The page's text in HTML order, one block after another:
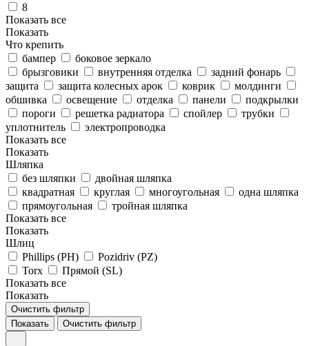
8
Показать все
Показать
Что крепить
бампер
боковое зеркало
брызговики
внутренняя отделка
задний фонарь
защита
защита колесных арок коврик
молдинги
обшивка
освещение отделка панели
подкрылки
пороги
решетка радиатора спойлер
трубки
уплотнитель
электропроводка
Показать все
Показать
Шляпка
без шляпки
двойная шляпка
квадратная
круглая многоугольная
одна шляпка
прямоугольная
тройная шляпка
Показать все
Показать
Шлиц
Phillips (PH)
Pozidriv (PZ)
Torx
Прямой (SL)
Показать все
Показать
Очистить фильтр
Показать
Очистить фильтр